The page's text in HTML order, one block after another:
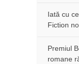
Iată cu
Fiction
Premiul
romane